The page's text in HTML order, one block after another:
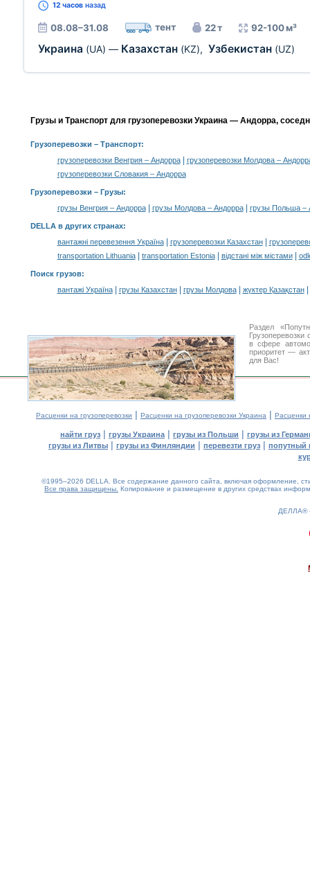
12 часов назад
08.08–31.08 тент 22 т 92-100 м³
Украина (UA) — Казахстан (KZ), Узбекистан (UZ)
Грузы и Транспорт для грузоперевозки Украина — Андорра,
Грузоперевозки – Транспорт:
грузоперевозки Венгрия – Андорра|
грузоперевозки Молдова –
грузоперевозки Словакия – Андорра
Грузоперевозки – Грузы:
грузы Венгрия – Андорра| грузы Молдова – Андорра| грузы Польша –
DELLA в других странах:
вантажні перевезення Україна| грузоперевозки Казахстан|
transportation Lithuania| transportation Estonia| відстані між містами|
Поиск грузов:
вантажі Україна| грузы Казахстан| грузы Молдова| жүктер Қазақстан|
Раздел
в сфере
приоритет —
для Вас!
Расценки на грузоперевозки | Расценки на грузоперевозки Украина | Расценки
найти груз | грузы Украина | грузы из Польши | грузы из
грузы из Литвы | грузы из Финляндии | перевезти груз | попутный
©1995–2026 DELLA. Все содержание данного сайта, включая оформление,
Все права защищены. Копирование и размещение в других средствах